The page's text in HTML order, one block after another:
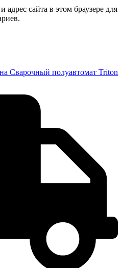
сайта в этом браузере для
Сварочный полуавтомат Triton